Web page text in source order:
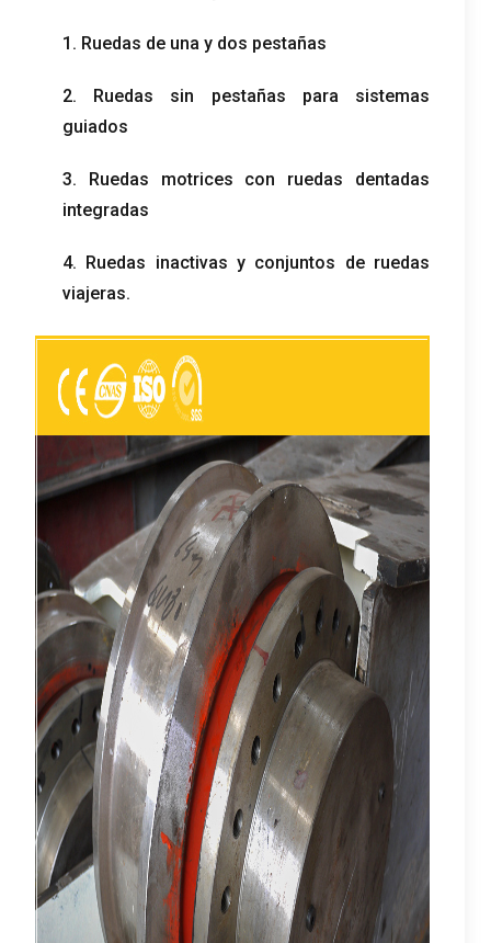
1. Ruedas de una y dos pestañas
2. Ruedas sin pestañas para sistemas
guiados
3. Ruedas motrices con ruedas dentadas
integradas
4. Ruedas inactivas y conjuntos de ruedas
viajeras.